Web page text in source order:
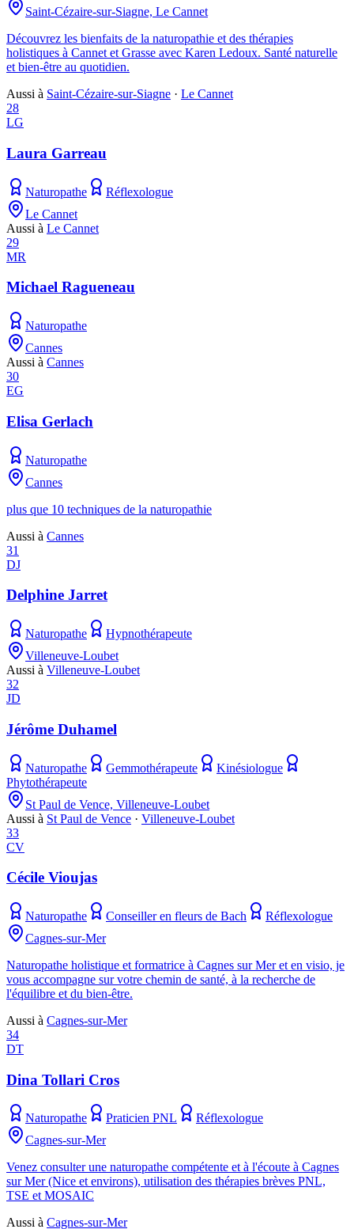
Saint-Cézaire-sur-Siagne, Le Cannet
Découvrez les bienfaits de la naturopathie et des thérapies
holistiques à Cannet et Grasse avec Karen Ledoux. Santé naturelle
et bien-être au quotidien.
Aussi à Saint-Cézaire-sur-Siagne · Le Cannet
28
LG
Laura Garreau
Naturopathe
Réflexologue
Le Cannet
Aussi à Le Cannet
29
MR
Michael Ragueneau
Naturopathe
Cannes
Aussi à Cannes
30
EG
Elisa Gerlach
Naturopathe
Cannes
plus que 10 techniques de la naturopathie
Aussi à Cannes
31
DJ
Delphine Jarret
Naturopathe
Hypnothérapeute
Villeneuve-Loubet
Aussi à Villeneuve-Loubet
32
JD
Jérôme Duhamel
Naturopathe Gemmothérapeute
Kinésiologue
Phytothérapeute
St Paul de Vence, Villeneuve-Loubet
Aussi à St Paul de Vence · Villeneuve-Loubet
33
CV
Cécile Vioujas
Naturopathe Conseiller en fleurs de Bach
Réflexologue
Cagnes-sur-Mer
Naturopathe holistique et formatrice à Cagnes sur Mer et en visio, je
vous accompagne sur votre chemin de santé, à la recherche de
l'équilibre et du bien-être.
Aussi à Cagnes-sur-Mer
34
DT
Dina Tollari Cros
Naturopathe Praticien PNL
Réflexologue
Cagnes-sur-Mer
Venez consulter une naturopathe compétente et à l'écoute à Cagnes
sur Mer (Nice et environs), utilisation des thérapies brèves PNL,
TSE et MOSAIC
Aussi à Cagnes-sur-Mer